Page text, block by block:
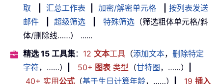
取
汇总工作表 加密/解密单元格
按列表发送
邮件
超级筛选 特殊筛选 （筛选粗体单元格/斜
体/删除线……） ......
精选 15 工具集： 12 文本工具 （添加文本， 删除特定
字符，……） 50+ 图表类型 （甘特图 ，……）
40+ 实用公式 （基于生日计算年龄，……） 19 插入